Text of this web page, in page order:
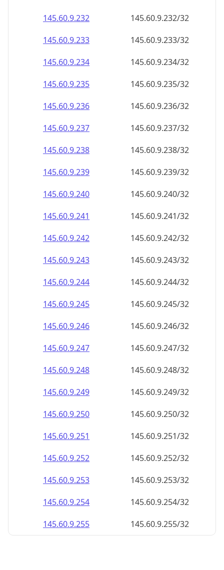
145.60.9.232
145.60.9.232/32
145.60.9.233
145.60.9.233/32
145.60.9.234
145.60.9.234/32
145.60.9.235
145.60.9.235/32
145.60.9.236
145.60.9.236/32
145.60.9.237
145.60.9.237/32
145.60.9.238
145.60.9.238/32
145.60.9.239
145.60.9.239/32
145.60.9.240
145.60.9.240/32
145.60.9.241
145.60.9.241/32
145.60.9.242
145.60.9.242/32
145.60.9.243
145.60.9.243/32
145.60.9.244
145.60.9.244/32
145.60.9.245
145.60.9.245/32
145.60.9.246
145.60.9.246/32
145.60.9.247
145.60.9.247/32
145.60.9.248
145.60.9.248/32
145.60.9.249
145.60.9.249/32
145.60.9.250
145.60.9.250/32
145.60.9.251
145.60.9.251/32
145.60.9.252
145.60.9.252/32
145.60.9.253
145.60.9.253/32
145.60.9.254
145.60.9.254/32
145.60.9.255
145.60.9.255/32